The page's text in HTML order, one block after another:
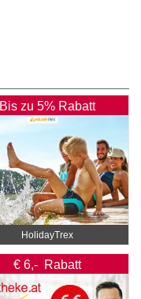
Bis zu 5% Rabatt
HolidayTrex
€ 6,- Rabatt